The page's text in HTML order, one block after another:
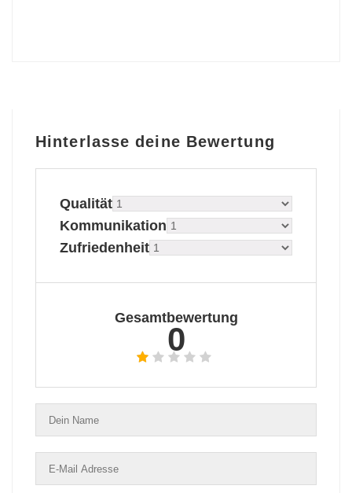
Hinterlasse deine Bewertung
Qualität
Kommunikation
Zufriedenheit
Gesamtbewertung
0